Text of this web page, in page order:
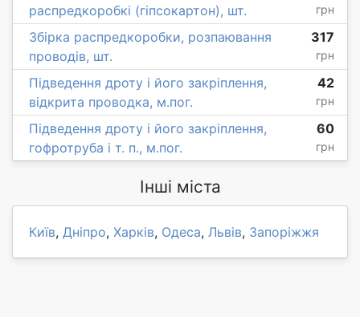
распредкоробкі (гіпсокартон), шт.
грн
Збірка распредкоробки, розпаювання
проводів, шт.
317
грн
Підведення дроту і його закріплення,
відкрита проводка, м.пог.
42
грн
Підведення дроту і його закріплення,
гофротруба і т. п., м.пог.
60
грн
Інші міста
Київ, Дніпро, Харків, Одеса, Львів, Запоріжжя